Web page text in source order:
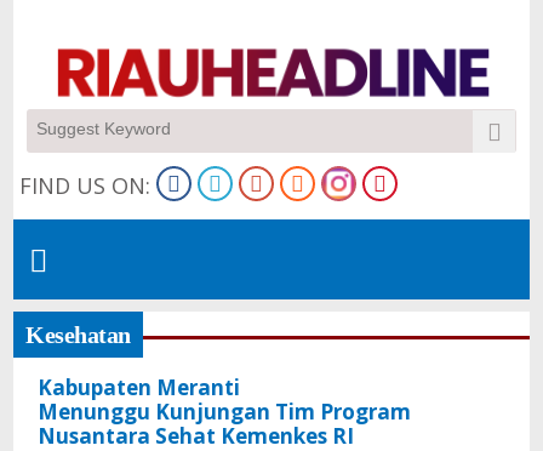
FIND US ON:
Kesehatan
Selasa, 05 Mei 2015 15:55
Kabupaten Meranti Menunggu
Kunjungan Tim Program
Nusantara Sehat Kemenkes RI
Kabupaten Meranti
Menunggu Kunjungan Tim Program
Nusantara Sehat Kemenkes RI